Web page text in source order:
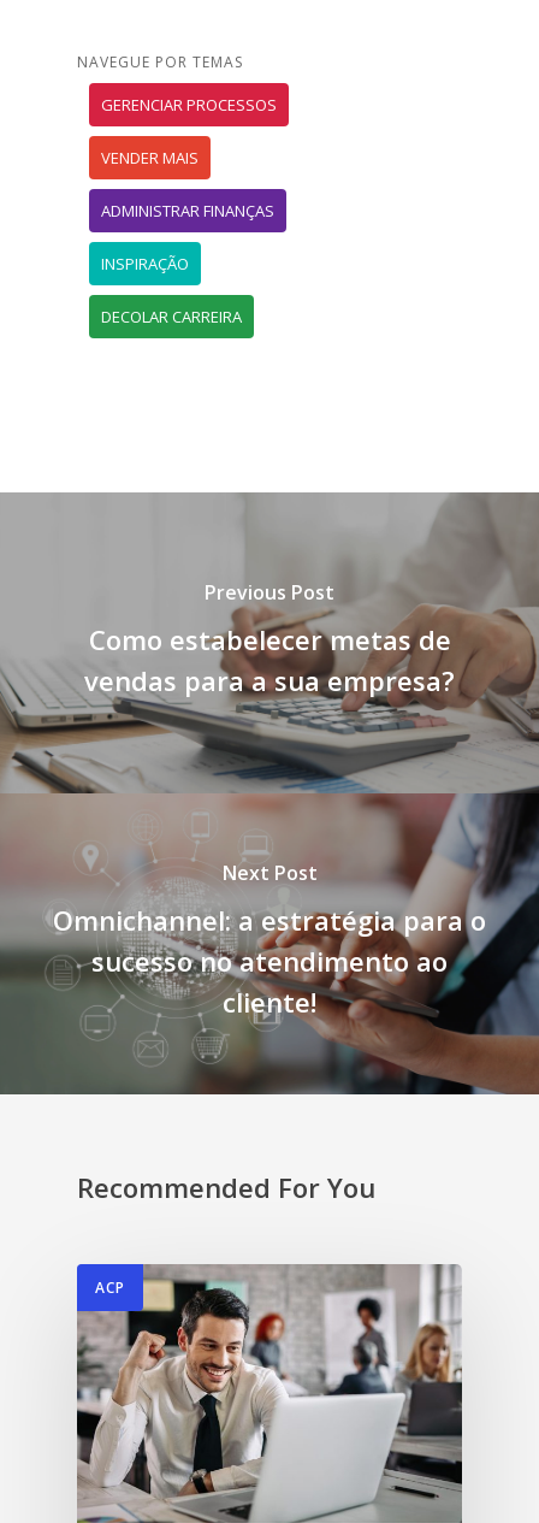
NAVEGUE POR TEMAS
GERENCIAR PROCESSOS
VENDER MAIS
ADMINISTRAR FINANÇAS
INSPIRAÇÃO
DECOLAR CARREIRA
Previous Post
Como estabelecer metas de
vendas para a sua empresa?
Next Post
Omnichannel: a estratégia para o
sucesso no atendimento ao
cliente!
Recommended For You
ACP